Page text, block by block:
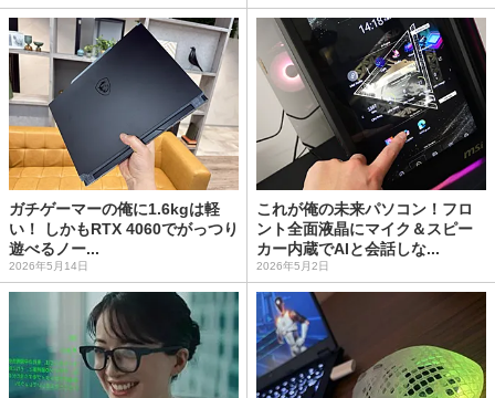
ガチゲーマーの俺に1.6kgは軽
い！ しかもRTX 4060でがっつり
遊べるノー...
2026年5月14日
これが俺の未来パソコン！フロ
ント全面液晶にマイク＆スピー
カー内蔵でAIと会話しな...
2026年5月2日